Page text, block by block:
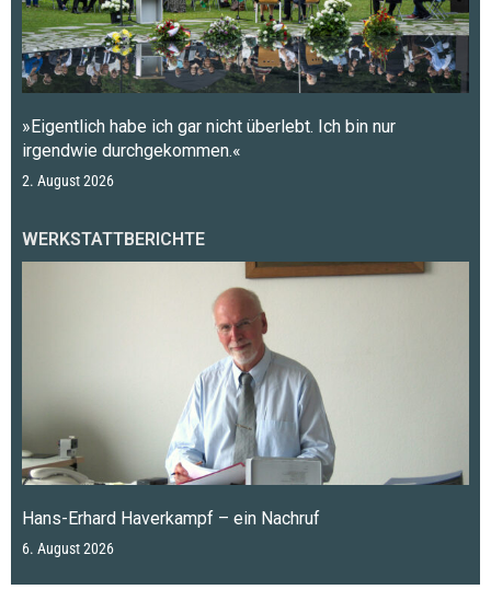
»Eigentlich habe ich gar nicht überlebt. Ich bin nur
irgendwie durchgekommen.«
2. August 2026
WERKSTATTBERICHTE
Hans-Erhard Haverkampf – ein Nachruf
6. August 2026